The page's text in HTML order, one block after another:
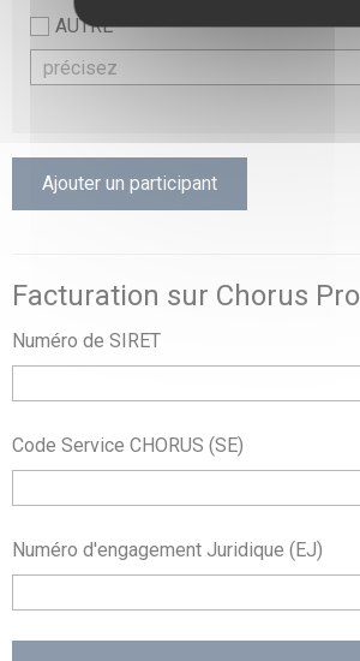
AUTRE
Ajouter un participant
Facturation sur Chorus Pro
Numéro de SIRET
Code Service CHORUS (SE)
Numéro d'engagement Juridique (EJ)